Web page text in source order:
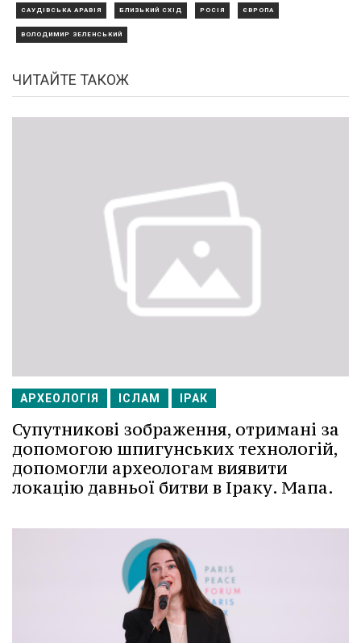
САУДІВСЬКА АРАВІЯ БЛИЗЬКИЙ СХІД РОСІЯ ЄВРОПА
ВОЛОДИМИР ЗЕЛЕНСЬКИЙ
ЧИТАЙТЕ ТАКОЖ
АРХЕОЛОГІЯ ІСЛАМ ІРАК
Супутникові зображення, отримані за
допомогою шпигунських технологій,
допомогли археологам виявити
локацію давньої битви в Іраку. Мапа.